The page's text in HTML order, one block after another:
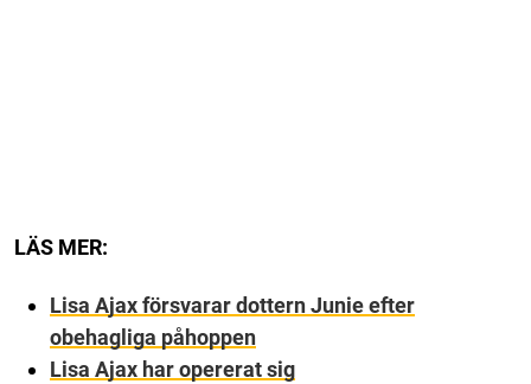
LÄS MER:
Lisa Ajax försvarar dottern Junie efter
obehagliga påhoppen
Lisa Ajax har opererat sig